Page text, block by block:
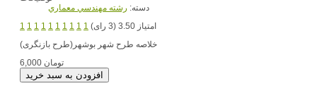
دسته: رشته مهندسي معماري
1 1 1 1 1 1 1 1 1 1
امتیاز 3.50 (3 رای)
6,000 تومان